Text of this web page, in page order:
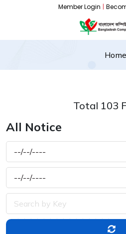
Member Login |
Home
Total 103
All Notice